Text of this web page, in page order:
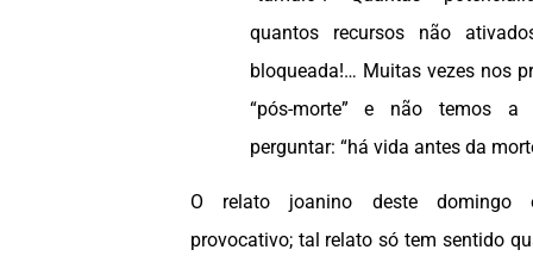
quantos recursos não
bloqueada!… Muitas vezes nos
“pós-morte” e não temos a
perguntar: “há vida antes da
O relato joanino deste domingo
provocativo; tal relato só tem sentido